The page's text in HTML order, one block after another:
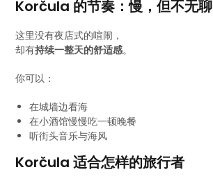
Korčula 的节奏：慢，但不无聊
这里没有夜店式的喧闹，
却有持续一整天的舒适感。
你可以：
在城墙边看海
在小酒馆慢慢吃一顿晚餐
听街头音乐与海风
Korčula 适合怎样的旅行者